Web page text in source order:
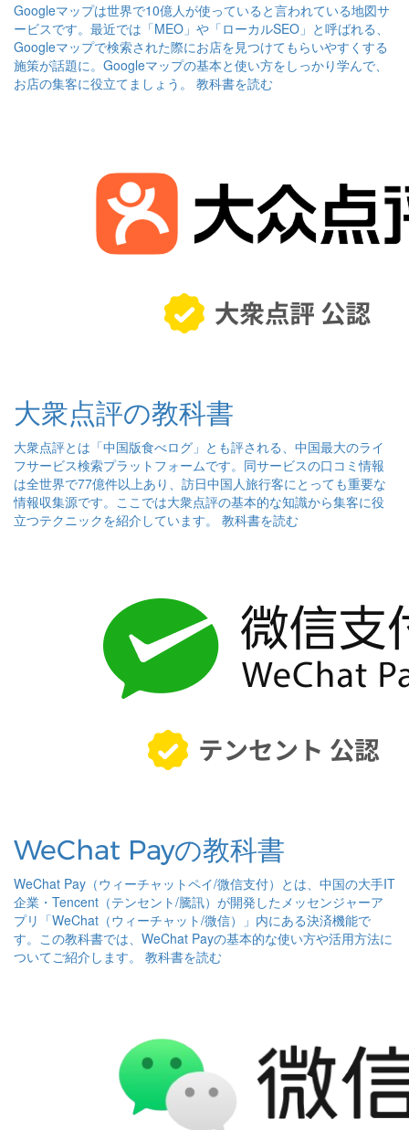
Googleマップは世界で10億人が使っていると言われている地図サ
ービスです。最近では「MEO」や「ローカルSEO」と呼ばれる、
Googleマップで検索された際にお店を見つけてもらいやすくする
施策が話題に。Googleマップの基本と使い方をしっかり学んで、
お店の集客に役立てましょう。 教科書を読む
大衆点評の教科書
大衆点評とは「中国版食べログ」とも評される、中国最大のライ
フサービス検索プラットフォームです。同サービスの口コミ情報
は全世界で77億件以上あり、訪日中国人旅行客にとっても重要な
情報収集源です。ここでは大衆点評の基本的な知識から集客に役
立つテクニックを紹介しています。 教科書を読む
WeChat Payの教科書
WeChat Pay（ウィーチャットペイ/微信支付）とは、中国の大手IT
企業・Tencent（テンセント/騰訊）が開発したメッセンジャーア
プリ「WeChat（ウィーチャット/微信）」内にある決済機能で
す。この教科書では、WeChat Payの基本的な使い方や活用方法に
ついてご紹介します。 教科書を読む